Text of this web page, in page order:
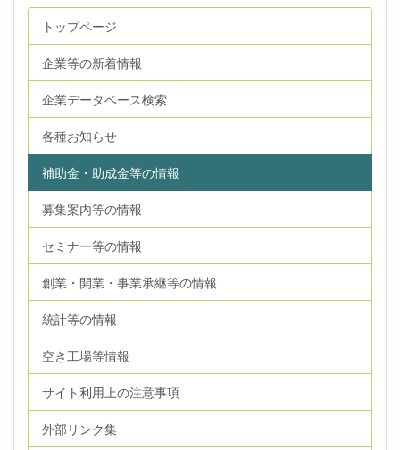
トップページ
企業等の新着情報
企業データベース検索
各種お知らせ
補助金・助成金等の情報
募集案内等の情報
セミナー等の情報
創業・開業・事業承継等の情報
統計等の情報
空き工場等情報
サイト利用上の注意事項
外部リンク集